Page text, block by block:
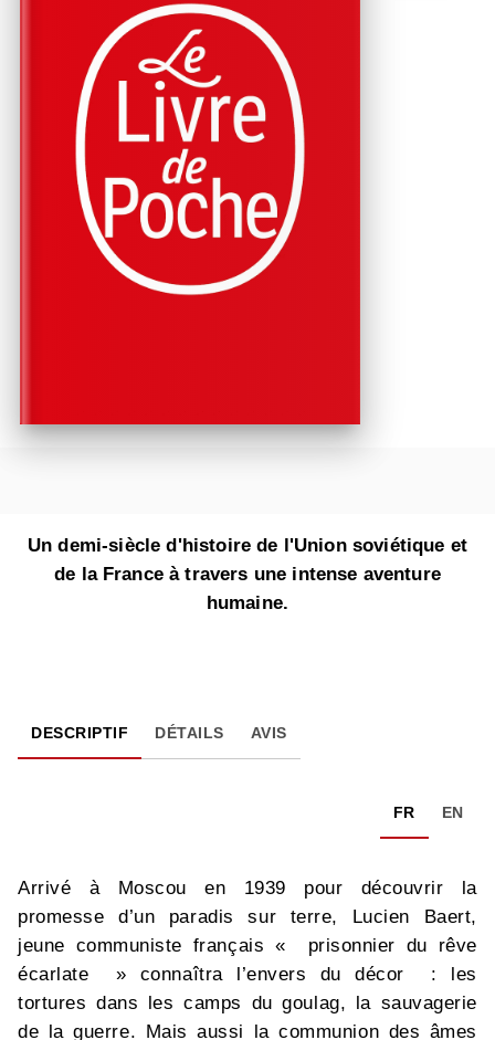
Un demi-siècle d'histoire de l'Union soviétique et
de la France à travers une intense aventure
humaine.
DESCRIPTIF DÉTAILS AVIS
FR EN
Arrivé à Moscou en 1939 pour découvrir la
promesse d’un paradis sur terre, Lucien Baert,
jeune communiste français « prisonnier du rêve
écarlate » connaîtra l’envers du décor : les
tortures dans les camps du goulag, la sauvagerie
de la guerre. Mais aussi la communion des âmes